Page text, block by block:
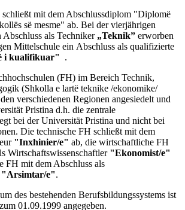
mit dem Abschlussdiplom "Diplomë
së mesme" ab. Bei der vierjährigen
als Techniker „Teknik” erworben
Mittelschule ein Abschluss als qualifizierte
i kualifikuar" .
(FH) im Bereich Technik,
(Shkolla e lartë teknike /ekonomike/
verschiedenen Regionen angesiedelt und
Pristina d.h. die zentrale
bei der Universität Pristina und nicht bei
Die technische FH schließt mit dem
"Inxhinier/e" ab, die wirtschaftliche FH
Wirtschaftswissenschaftler "Ekonomist/e"
FH mit dem Abschluss als
"Arsimtar/e".
des bestehenden Berufsbildungssystems ist
01.09.1999 angegeben.